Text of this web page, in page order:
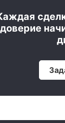
доверие